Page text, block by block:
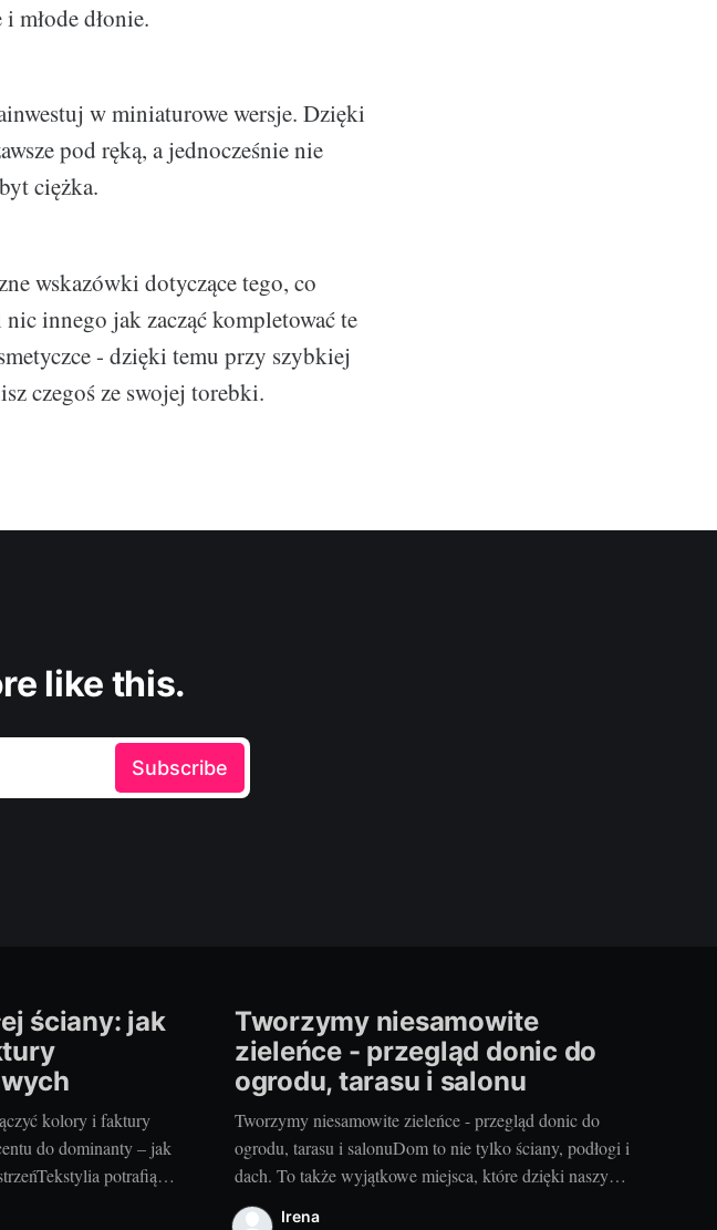
młode dłonie.
w miniaturowe wersje. Dzięki
pod ręką, a jednocześnie nie
ciężka.
wskazówki dotyczące tego, co
innego jak zacząć kompletować te
- dzięki temu przy szybkiej
czegoś ze swojej torebki.
like this.
Subscribe
ściany: jak
kolory i faktury
do dominanty – jak
potrafią
remont. Mały
Tworzymy niesamowite
zieleńce - przegląd donic do
ogrodu, tarasu i salonu
Tworzymy niesamowite zieleńce - przegląd donic do
ogrodu, tarasu i salonuDom to nie tylko ściany, podłogi i
dach. To także wyjątkowe miejsca, które dzięki naszym
działaniom nabrały charakteru i stały się naszą oazą
Irena